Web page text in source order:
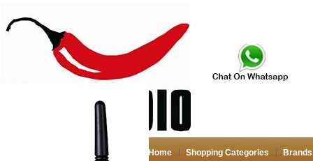
Home Shopping Categories Brands